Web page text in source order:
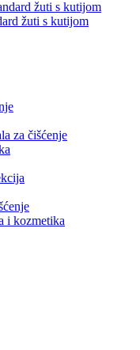
žuti s kutijom
za čišćenje
i kozmetika